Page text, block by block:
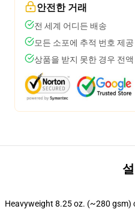
안전한 거래
전 세계 어디든 배송
모든 소포에 추적 번호 제공
상품을 받지 못한 경우 전
Heavyweight 8.25 oz. (~280 gsm)